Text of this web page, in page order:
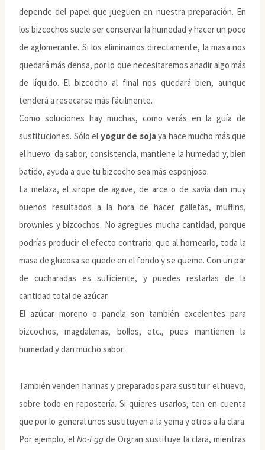
depende del papel que jueguen en nuestra preparación. En
los bizcochos suele ser conservar la humedad y hacer un poco
de aglomerante. Si los eliminamos directamente, la masa nos
quedará más densa, por lo que necesitaremos añadir algo más
de líquido. El bizcocho al final nos quedará bien, aunque
tenderá a resecarse más fácilmente.
Como soluciones hay muchas, como verás en la guía de
sustituciones. Sólo el yogur de sojaya hace mucho más que
el huevo: da sabor, consistencia, mantiene la humedad y, bien
batido, ayuda a que tu bizcocho sea más esponjoso.
La melaza, el sirope de agave, de arce o de savia dan muy
buenos resultados a la hora de hacer galletas, muffins,
brownies y bizcochos. No agregues mucha cantidad, porque
podrías producir el efecto contrario: que al hornearlo, toda la
masa de glucosa se quede en el fondo y se queme. Con un par
de cucharadas es suficiente, y puedes restarlas de la
cantidad total de azúcar.
El azúcar moreno o panela son también excelentes para
bizcochos, magdalenas, bollos, etc., pues mantienen la
humedad y dan mucho sabor.
También venden harinas y preparados para sustituir el huevo,
sobre todo en repostería. Si quieres usarlos, ten en cuenta
que por lo general unos sustituyen a la yema y otros a la clara.
Por ejemplo, el No-Egg de Orgran sustituye la clara, mientras